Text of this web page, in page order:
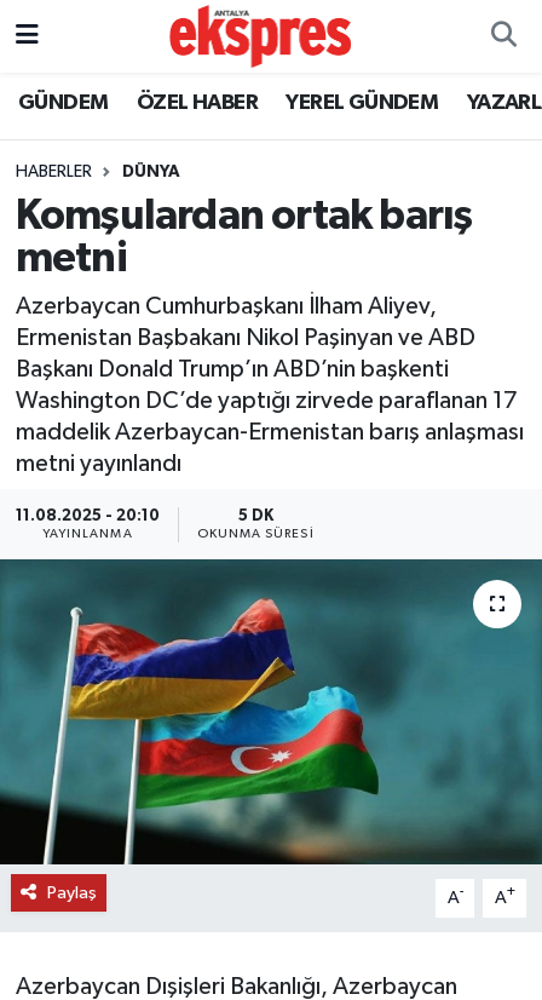
GÜNDEM ÖZEL HABER YEREL GÜNDEM
HABERLER DÜNYA
Komşulardan ortak barış
metni
Azerbaycan Cumhurbaşkanı İlham Aliyev,
Ermenistan Başbakanı Nikol Paşinyan ve ABD
Başkanı Donald Trump’ın ABD’nin başkenti
Washington DC’de yaptığı zirvede paraflanan 17
maddelik Azerbaycan-Ermenistan barış anlaşması
metni yayınlandı
11.08.2025 - 20:10
YAYINLANMA
5 DK
OKUNMA SÜRESI
Paylaş A- A+
Azerbaycan Dışişleri Bakanlığı, Azerbaycan
ÖZEL HABER
YEREL GÜNDEM
EKONOMİ
KÜLTÜR - SANAT
SPOR
SİYASET
SAĞLIK
EĞİTİM
TURİZM
RÖPORTAJ
VİDEO HABERLER
YAZARLAR
Nöbetçi Eczaneler
Trafik Durumu
Süper Lig Puan Durumu ve Fikstür
Tüm Manşetler
Son Dakika Haberleri
Haber Arşivi